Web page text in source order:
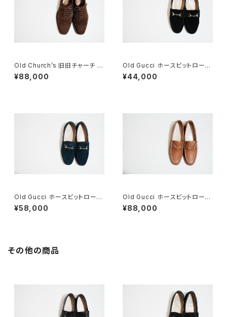
Old Church’s 旧旧チャーチ 二
都市 Buck 85D
¥88,000
Old Gucci ホースビットローフ
ァー 6.5B スエードBK
¥44,000
Old Gucci ホースビットローフ
ァー 36C Navy Suede
¥58,000
Old Gucci ホースビットローフ
ァー 38.5C tan ほぼDeadsto
ck
¥88,000
その他の商品